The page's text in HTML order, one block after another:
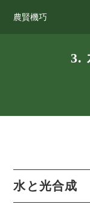
農賢機巧
3.
水と光合成